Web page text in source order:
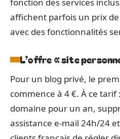
fonction des services
affichent parfois un prix
avec des fonctionnalités
L’offre « site
Pour un blog privé, le
commence à 4 €. À ce
domaine pour un an,
assistance e-mail 24h/24